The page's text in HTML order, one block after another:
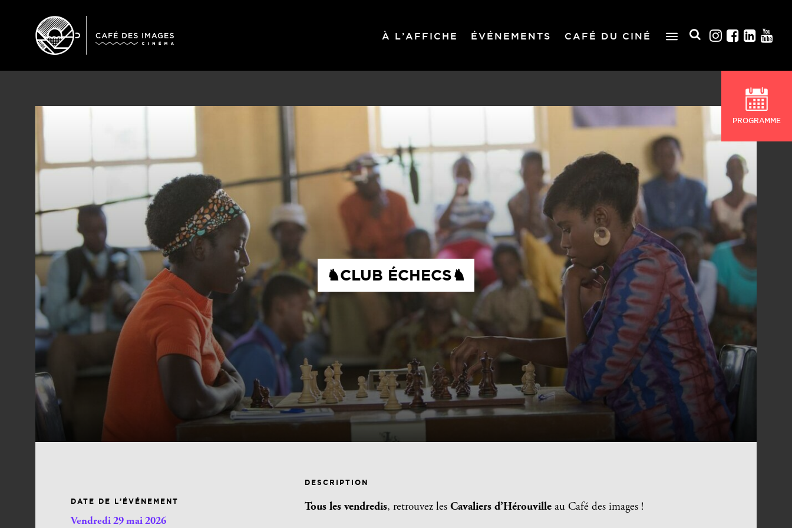
À L’AFFICHE ÉVÉNEMENTS CAFÉ DU CINÉ
PROGRAMME
♞CLUB ÉCHECS♞
DATE DE L’ÉVÉNEMENT
Vendredi 29 mai 2026
DESCRIPTION
Tous les vendredis, retrouvez les Cavaliers d’Hérouvilleau Café des images !